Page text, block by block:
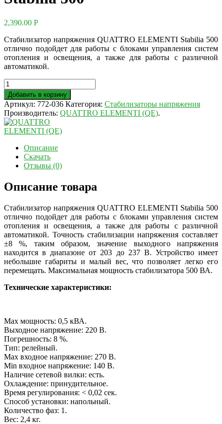
2,390.00 Р
Стабилизатор напряжения QUATTRO ELEMENTI Stabilia 500
отлично подойдет для работы с блоками управления систем
отопления и освещения, а также для работы с различной
автоматикой.
Добавить в корзину
Артикул: 772-036 Категория: Стабилизаторы напряжения
Производитель: QUATTRO ELEMENTI (QE).
Описание
Скачать
Отзывы (0)
Описание товара
Стабилизатор напряжения QUATTRO ELEMENTI Stabilia 500
отлично подойдет для работы с блоками управления систем
отопления и освещения, а также для работы с различной
автоматикой. Точность стабилизации напряжения составляет
±8 %, таким образом, значение выходного напряжения
находится в диапазоне от 203 до 237 В. Устройство имеет
небольшие габариты и малый вес, что позволяет легко его
перемещать. Максимальная мощность стабилизатора 500 ВА.
Технические характеристики:
Max мощность: 0,5 кВА.
Выходное напряжение: 220 В.
Погрешность: 8 %.
Тип: релейный.
Max входное напряжение: 270 В.
Min входное напряжение: 140 В.
Наличие сетевой вилки: есть.
Охлаждение: принудительное.
Время регулирования: < 0,02 сек.
Способ установки: напольный.
Количество фаз: 1.
Вес: 2,4 кг.